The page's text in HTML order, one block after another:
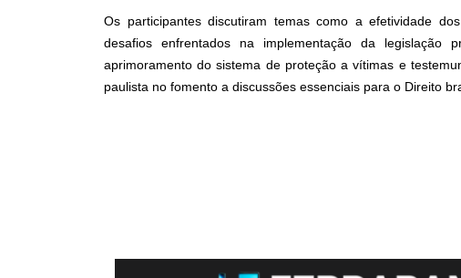
Os participantes discutiram temas como a efetividade
desafios enfrentados na implementação da legislação
aprimoramento do sistema de proteção a vítimas e
paulista no fomento a discussões essenciais para o Direito